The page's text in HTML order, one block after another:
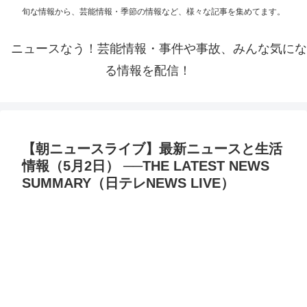
旬な情報から、芸能情報・季節の情報など、様々な記事を集めてます。
ニュースなう！芸能情報・事件や事故、みんな気にな
る情報を配信！
【朝ニュースライブ】最新ニュースと生活
情報（5月2日） ──THE LATEST NEWS
SUMMARY（日テレNEWS LIVE）